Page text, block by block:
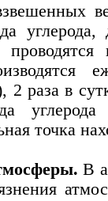
раза в
углерода
точка
В